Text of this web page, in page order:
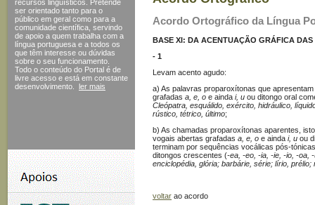
recursos linguísticos. Pretende
ser orientado tanto para o
público em geral como para a
comunidade científica, servindo
de apoio a quem trabalha com a
língua portuguesa e a todos os
que têm interesse ou dúvidas
sobre o seu funcionamento.
Todo o conteúdo do Portal é de
livre acesso e está em constante
desenvolvimento.
ler mais
Acordo Ortográfico da Língua
BASE XI: DA ACENTUAÇÃO GRÁFICA
- 1
Levam acento agudo:
a) As palavras proparoxítonas que
grafadas a, e, o e ainda i, u ou ditongo oral
Cleópatra, esquálido, exército, hidráulico,
rústico, tétrico, último;
b) As chamadas proparoxítonas aparentes,
vogais abertas grafadas a, e, o e ainda i, u ou
terminam por sequências vocálicas pós-
ditongos crescentes (-ea, -eo, -ia, -ie, -io, -oa,
enciclopédia, glória; barbárie, série; lírio,
voltar ao acordo